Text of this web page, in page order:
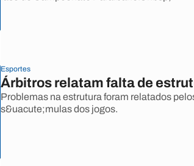
Esportes
Árbitros relatam falta de
Problemas na estrutura foram relatados
s&uacute;mulas dos jogos.